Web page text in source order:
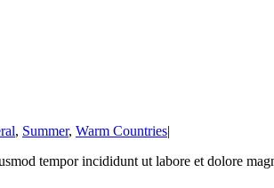
, Summer, Warm Countries|
tempor incididunt ut labore et dolore